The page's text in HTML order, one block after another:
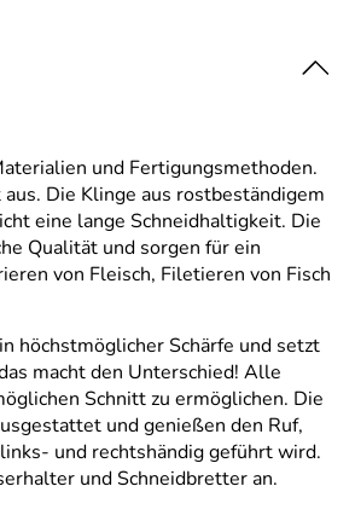
und Fertigungsmethoden.
Die Klinge aus rostbeständigem
eine lange Schneidhaltigkeit. Die
Qualität und sorgen für ein
von Fleisch, Filetieren von Fisch
höchstmöglicher Schärfe und setzt
macht den Unterschied! Alle
Schnitt zu ermöglichen. Die
und genießen den Ruf,
und rechtshändig geführt wird.
und Schneidbretter an.